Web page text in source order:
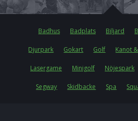
Badhus Badplats Biljard
Djurpark Gokart Golf Kanot
Lasergame Minigolf Nöjespark
Segway Skidbacke Spa